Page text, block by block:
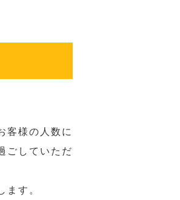
客様の人数に
ごしていただ
ます。